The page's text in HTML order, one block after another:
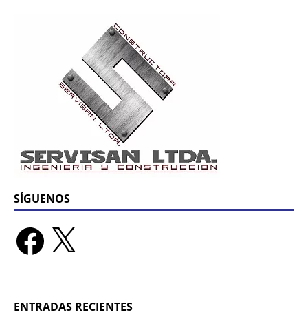
SÍGUENOS
ENTRADAS RECIENTES